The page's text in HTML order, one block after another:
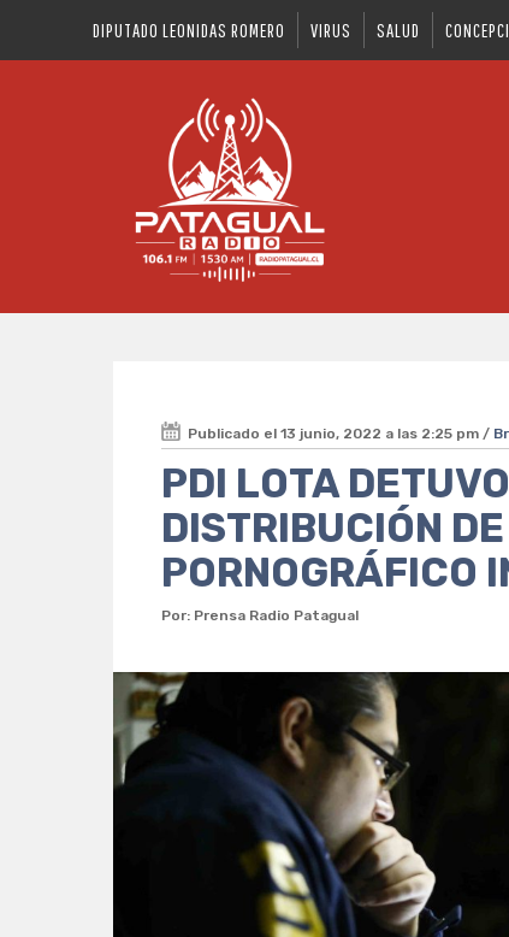
DIPUTADO LEONIDAS ROMERO VIRUS SALUD
Publicado el 13 junio, 2022 a las 2:25 pm /
PDI LOTA
DISTRIBUCIÓN
PORNOGRÁFICO
Por: Prensa Radio Patagual